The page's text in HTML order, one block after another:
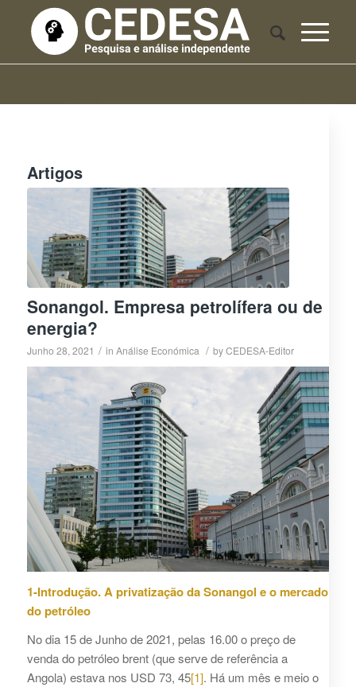
Artigos
Sonangol. Empresa petrolífera ou de
energia?
Junho 28, 2021 / in Análise Económica / byCEDESA-Editor
1-Introdução. A privatização da Sonangol e o mercado
do petróleo
No dia 15 de Junho de 2021, pelas 16.00 o preço de
venda do petróleo brent (que serve de referência a
Angola) estava nos USD 73, 45[1]. Há um mês e meio o